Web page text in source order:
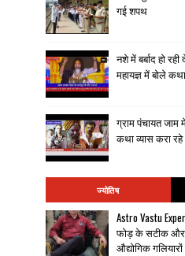
गई शपथ
नशे में बर्बाद हो
महायज्ञ में बोले
ग्राम पंचायत जाम
कथा व्यास करा
ज्योतिष
Astro Vastu
फोड़ के सटीक और
औद्योगिक